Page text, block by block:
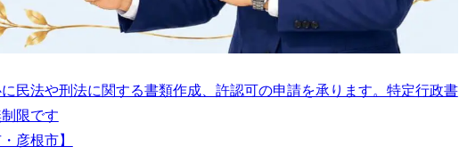
民法や刑法に関する書類作成、許認可の申請を承ります。特定行政書
限です
彦根市】